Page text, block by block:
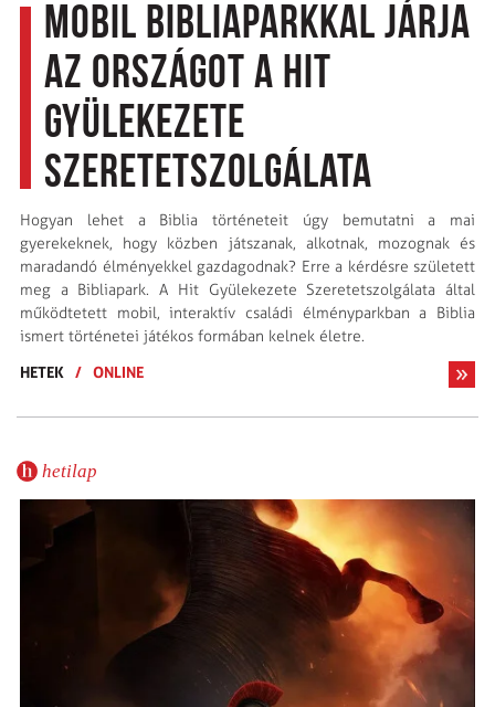
Mobil Bibliaparkkal járja
az országot a Hit
Gyülekezete
Szeretetszolgálata
Hogyan lehet a Biblia történeteit úgy bemutatni a mai
gyerekeknek, hogy közben játszanak, alkotnak, mozognak és
maradandó élményekkel gazdagodnak? Erre a kérdésre született
meg a Bibliapark. A Hit Gyülekezete Szeretetszolgálata által
működtetett mobil, interaktív családi élményparkban a Biblia
ismert történetei játékos formában kelnek életre.
HETEK
/ ONLINE
hetilap